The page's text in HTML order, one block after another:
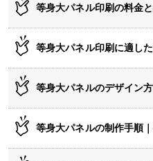
等身大パネル印刷の料金
等身大パネル印刷に適し
等身大パネルのデザイン
等身大パネルの制作手順